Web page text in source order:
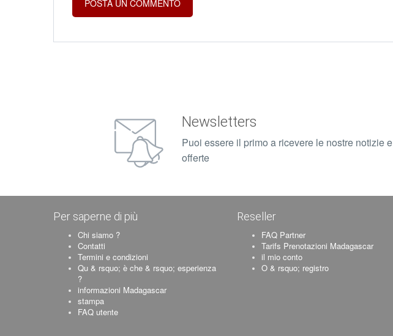
Newsletters
Puoi essere il primo a ricevere le nostre notizie e
offerte
Per saperne di più
Chi siamo ?
Contatti
Termini e condizioni
Qu & rsquo; è che & rsquo; esperienza
?
informazioni Madagascar
stampa
FAQ utente
Reseller
FAQ Partner
Tarifs Prenotazioni Madagascar
il mio conto
O & rsquo; registro